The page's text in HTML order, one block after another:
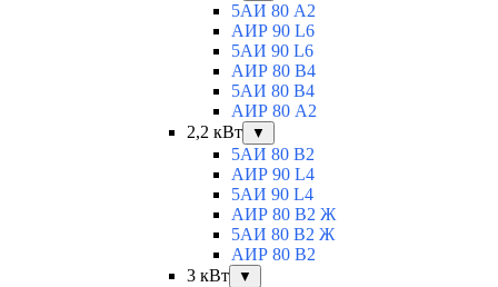
5АИ 80 A2
АИР 90 L6
5АИ 90 L6
АИР 80 B4
5АИ 80 B4
АИР 80 А2
2,2 кВт
▼
5АИ 80 B2
АИР 90 L4
5АИ 90 L4
АИР 80 В2 Ж
5АИ 80 В2 Ж
АИР 80 B2
3 кВт
▼